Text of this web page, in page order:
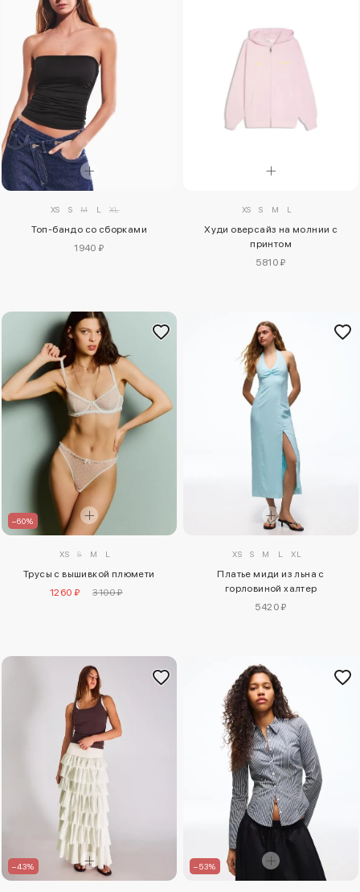
XS S M L XL
Топ-бандо со сборками
1940 ₽
XS S M L
Худи оверсайз на молнии с
принтом
5810 ₽
–60%
XS S M L
Трусы с вышивкой плюмети
1260 ₽
3100 ₽
XS S M L XL
Платье миди из льна с
горловиной халтер
5420 ₽
–43% –53%